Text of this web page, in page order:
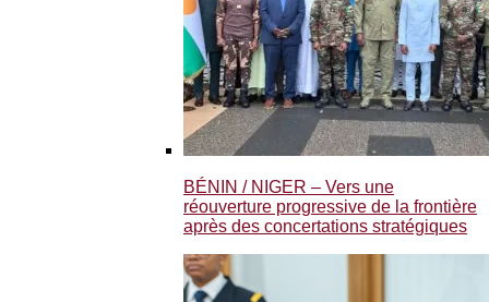
BÉNIN / NIGER – Vers une
réouverture progressive de la frontière
après des concertations stratégiques